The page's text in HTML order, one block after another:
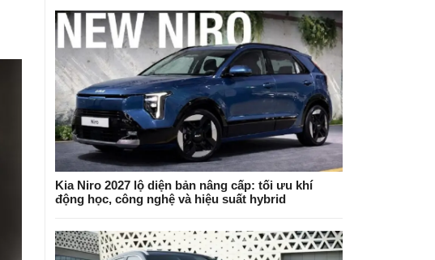
Kia Niro 2027 lộ diện bản nâng cấp: tối ưu khí
động học, công nghệ và hiệu suất hybrid